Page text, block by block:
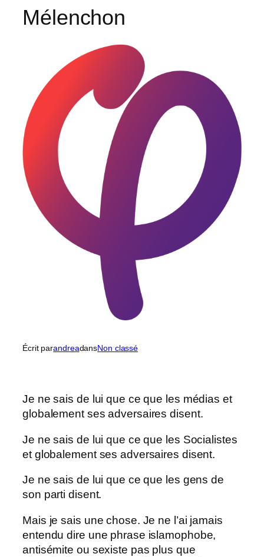
Mélenchon
Écrit parandreadansNon classé
Je ne sais de lui que ce que les médias et
globalement ses adversaires disent.
Je ne sais de lui que ce que les Socialistes
et globalement ses adversaires disent.
Je ne sais de lui que ce que les gens de
son parti disent.
Mais je sais une chose. Je ne l’ai jamais
entendu dire une phrase islamophobe,
antisémite ou sexiste pas plus que